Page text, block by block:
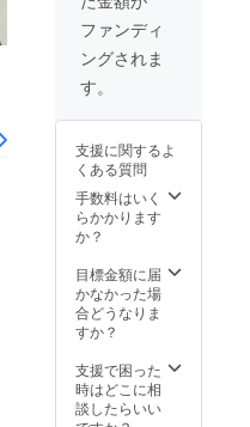
ファンディ
ングされま
す。
支援に関するよ
くある質問
手数料はいく
らかかります
か？
目標金額に届
かなかった場
合どうなりま
すか？
支援で困った
時はどこに相
談したらいい